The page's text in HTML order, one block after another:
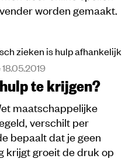
worden gemaakt.
zieken is hulp afhankelijk
18.05.2019
te krijgen?
maatschappelijke
verschilt per
bepaalt dat je geen
krijgt groeit de druk op